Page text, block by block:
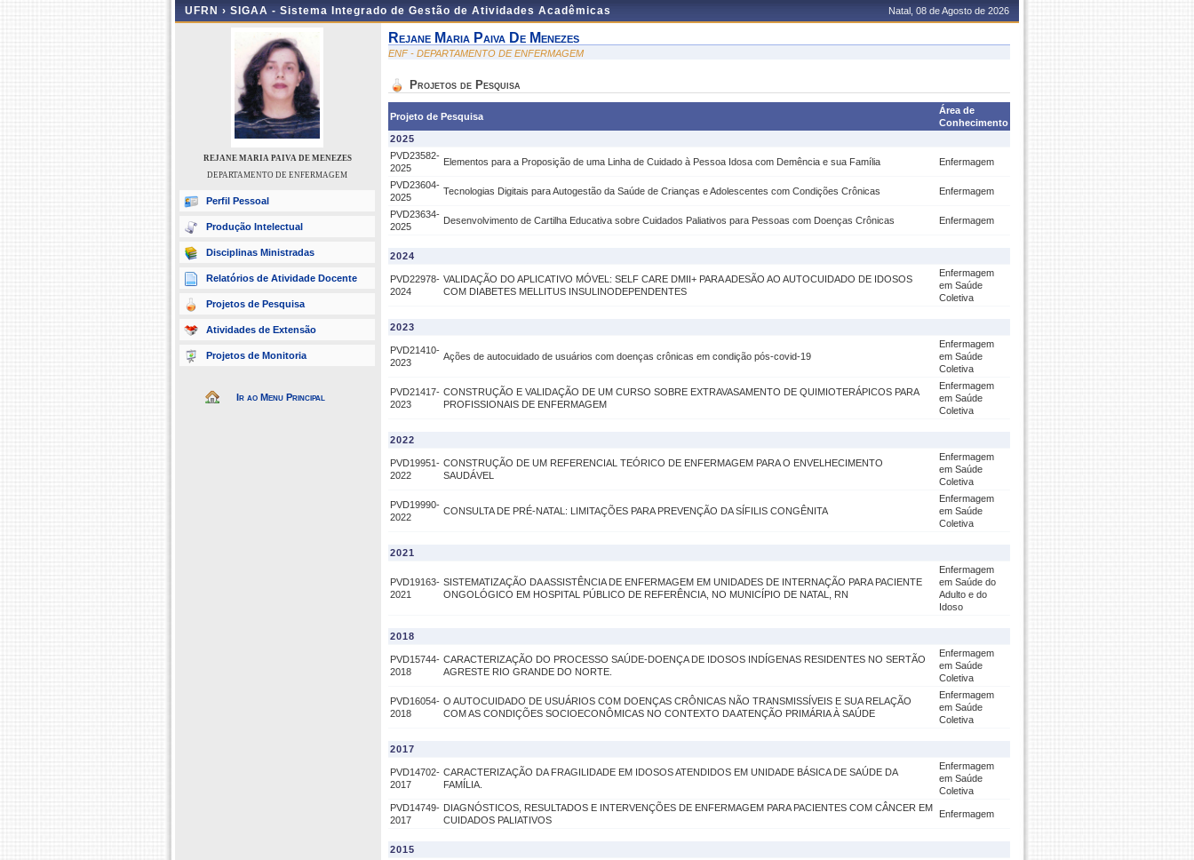
UFRN › SIGAA - Sistema Integrado de Gestão de Atividades Acadêmicas Natal, 08 de Agosto de 2026
REJANE MARIA PAIVA DE MENEZES
DEPARTAMENTO DE ENFERMAGEM
Perfil Pessoal
Produção Intelectual
Disciplinas Ministradas
Relatórios de Atividade Docente
Projetos de Pesquisa
Atividades de Extensão
Projetos de Monitoria
Ir ao Menu Principal
Rejane Maria Paiva De Menezes
ENF - DEPARTAMENTO DE ENFERMAGEM
Projetos de Pesquisa
Projeto de Pesquisa
Área de
Conhecimento
2025
PVD23582-
2025
Elementos para a Proposição de uma Linha de Cuidado à Pessoa Idosa com Demência e sua Família Enfermagem
PVD23604-
2025
Tecnologias Digitais para Autogestão da Saúde de Crianças e Adolescentes com Condições Crônicas Enfermagem
PVD23634-
2025
Desenvolvimento de Cartilha Educativa sobre Cuidados Paliativos para Pessoas com Doenças Crônicas Enfermagem
2024
PVD22978-
2024
VALIDAÇÃO DO APLICATIVO MÓVEL: SELF CARE DMII+ PARA ADESÃO AO AUTOCUIDADO DE IDOSOS
COM DIABETES MELLITUS INSULINODEPENDENTES
Enfermagem
em Saúde
Coletiva
2023
PVD21410-
2023
Ações de autocuidado de usuários com doenças crônicas em condição pós-covid-19
Enfermagem
em Saúde
Coletiva
PVD21417-
2023
CONSTRUÇÃO E VALIDAÇÃO DE UM CURSO SOBRE EXTRAVASAMENTO DE QUIMIOTERÁPICOS PARA
PROFISSIONAIS DE ENFERMAGEM
Enfermagem
em Saúde
Coletiva
2022
PVD19951-
2022
CONSTRUÇÃO DE UM REFERENCIAL TEÓRICO DE ENFERMAGEM PARA O ENVELHECIMENTO
SAUDÁVEL
Enfermagem
em Saúde
Coletiva
PVD19990-
2022
CONSULTA DE PRÉ-NATAL: LIMITAÇÕES PARA PREVENÇÃO DA SÍFILIS CONGÊNITA
Enfermagem
em Saúde
Coletiva
2021
PVD19163-
2021
SISTEMATIZAÇÃO DA ASSISTÊNCIA DE ENFERMAGEM EM UNIDADES DE INTERNAÇÃO PARA PACIENTE
ONGOLÓGICO EM HOSPITAL PÚBLICO DE REFERÊNCIA, NO MUNICÍPIO DE NATAL, RN
Enfermagem
em Saúde do
Adulto e do
Idoso
2018
PVD15744-
2018
CARACTERIZAÇÃO DO PROCESSO SAÚDE-DOENÇA DE IDOSOS INDÍGENAS RESIDENTES NO SERTÃO
AGRESTE RIO GRANDE DO NORTE.
Enfermagem
em Saúde
Coletiva
PVD16054-
2018
O AUTOCUIDADO DE USUÁRIOS COM DOENÇAS CRÔNICAS NÃO TRANSMISSÍVEIS E SUA RELAÇÃO
COM AS CONDIÇÕES SOCIOECONÔMICAS NO CONTEXTO DA ATENÇÃO PRIMÁRIA À SAÚDE
Enfermagem
em Saúde
Coletiva
2017
PVD14702-
2017
CARACTERIZAÇÃO DA FRAGILIDADE EM IDOSOS ATENDIDOS EM UNIDADE BÁSICA DE SAÚDE DA
FAMÍLIA.
Enfermagem
em Saúde
Coletiva
PVD14749-
2017
DIAGNÓSTICOS, RESULTADOS E INTERVENÇÕES DE ENFERMAGEM PARA PACIENTES COM CÂNCER EM
CUIDADOS PALIATIVOS
Enfermagem
2015